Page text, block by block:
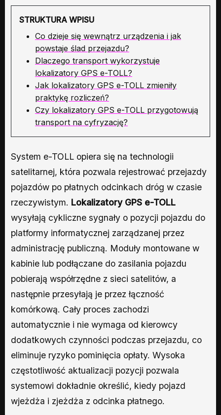
STRUKTURA WPISU
Co dzieje się wewnątrz urządzenia i jak
powstaje ślad przejazdu?
Dlaczego transport wykorzystuje
lokalizatory GPS e-TOLL?
Jak lokalizatory GPS e-TOLL zmieniły
praktykę rozliczeń?
Czy lokalizatory GPS e-TOLL przygotowują
transport na cyfryzację?
System e-TOLL opiera się na technologii
satelitarnej, która pozwala rejestrować przejazdy
pojazdów po płatnych odcinkach dróg w czasie
rzeczywistym. Lokalizatory GPS e-TOLL
wysyłają cykliczne sygnały o pozycji pojazdu do
platformy informatycznej zarządzanej przez
administrację publiczną. Moduły montowane w
kabinie lub podłączane do zasilania pojazdu
pobierają współrzędne z sieci satelitów, a
następnie przesyłają je przez łączność
komórkową. Cały proces zachodzi
automatycznie i nie wymaga od kierowcy
dodatkowych czynności podczas przejazdu, co
eliminuje ryzyko pominięcia opłaty. Wysoka
częstotliwość aktualizacji pozycji pozwala
systemowi dokładnie określić, kiedy pojazd
wjeżdża i zjeżdża z odcinka płatnego.